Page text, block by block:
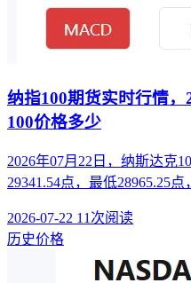
纳指100期货实时行情
100价格多少
2026年07月22日，纳斯达克
29341.54点，最低28965.25点
2026-07-22 11次阅读
历史价格